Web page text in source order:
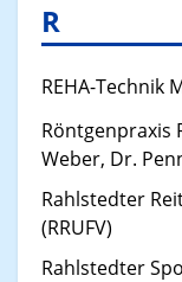
R
REHA-Technik
Röntgenpraxis
Weber, Dr.
Rahlstedter
(RRUFV)
Rahlstedter